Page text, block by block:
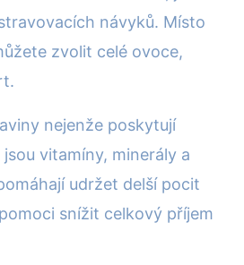
návyků. Místo
zvolit celé ovoce,
nejenže poskytují
vitamíny, minerály a
udržet delší pocit
snížit celkový příjem